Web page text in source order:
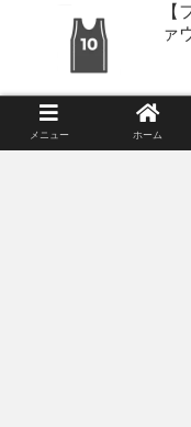
ァ
メニュー ホーム